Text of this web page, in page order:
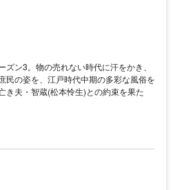
ン3。物の売れない時代に汗をかき、
民の姿を、江戸時代中期の多彩な風俗を
き夫・智蔵(松本怜生)との約束を果た